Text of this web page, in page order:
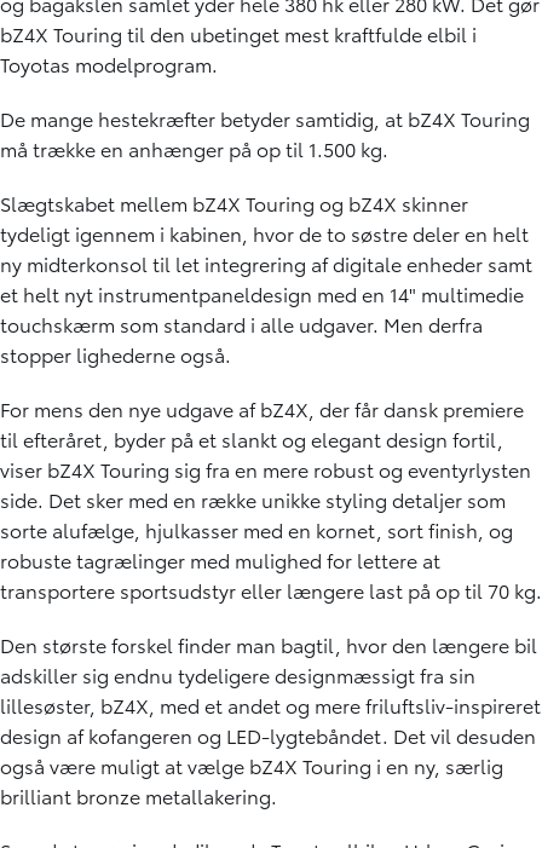
bZ4X Touring til den ubetinget mest kraftfulde elbil i
Toyotas modelprogram.
De mange hestekræfter betyder samtidig, at bZ4X Touring
må trække en anhænger på op til 1.500 kg.
Slægtskabet mellem bZ4X Touring og bZ4X skinner
tydeligt igennem i kabinen, hvor de to søstre deler en helt
ny midterkonsol til let integrering af digitale enheder samt
et helt nyt instrumentpaneldesign med en 14" multimedie
touchskærm som standard i alle udgaver. Men derfra
stopper lighederne også.
For mens den nye udgave af bZ4X, der får dansk premiere
til efteråret, byder på et slankt og elegant design fortil,
viser bZ4X Touring sig fra en mere robust og eventyrlysten
side. Det sker med en række unikke styling detaljer som
sorte alufælge, hjulkasser med en kornet, sort finish, og
robuste tagrælinger med mulighed for lettere at
transportere sportsudstyr eller længere last på op til 70 kg.
Den største forskel finder man bagtil, hvor den længere bil
adskiller sig endnu tydeligere designmæssigt fra sin
lillesøster, bZ4X, med et andet og mere friluftsliv-inspireret
design af kofangeren og LED-lygtebåndet. Det vil desuden
også være muligt at vælge bZ4X Touring i en ny, særlig
brilliant bronze metallakering.